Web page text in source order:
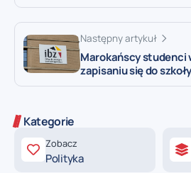
Następny artykuł
Marokańscy studenci
zapisaniu się do
Kategorie
Zobacz
Polityka